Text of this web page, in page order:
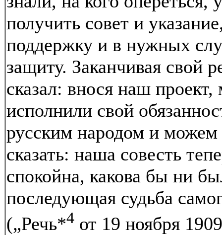
получить совет и
поддержку и в нужных
защиту. Заканчивая свой
сказал: внося наш
исполнили свой
русским народом и можем
сказать: наша совесть
спокойна, какова бы ни
последующая судьба
(„Речь*4 от 19 ноября